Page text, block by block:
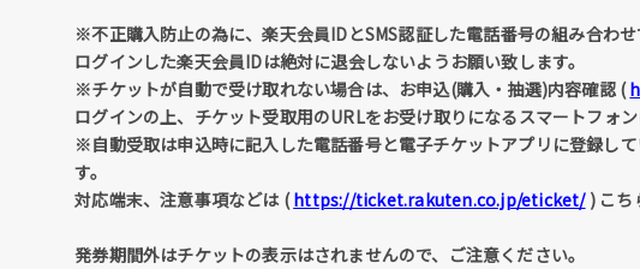
※不正購入防止の為に、楽天会員IDとSMS認証した電話番号の組み合わせ
ログインした楽天会員IDは絶対に退会しないようお願い致します。
※チケットが自動で受け取れない場合は、お申込(購入・抽選)内容確認 (
ログインの上、チケット受取用のURLをお受け取りになるスマートフォン
※自動受取は申込時に記入した電話番号と電子チケットアプリに登録し
す。
対応端末、注意事項などは (https://ticket.rakuten.co.jp/eticket/) こち
発券期間外はチケットの表示はされませんので、ご注意ください。